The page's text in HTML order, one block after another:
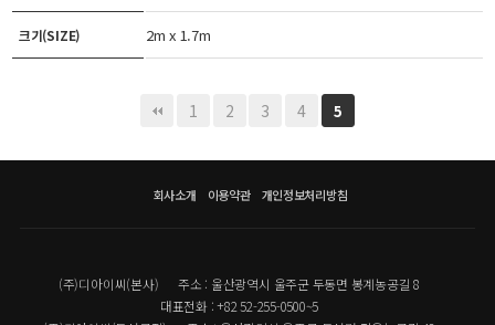
크기(SIZE) 2m x 1.7m
1 2 3 4 5
회사소개 이용약관 개인정보처리방침
(주)디아이씨(본사)
주소 : 울산광역시 울주군 두동면 봉계농공길 8
대표전화 : +82 52-255-0500~5